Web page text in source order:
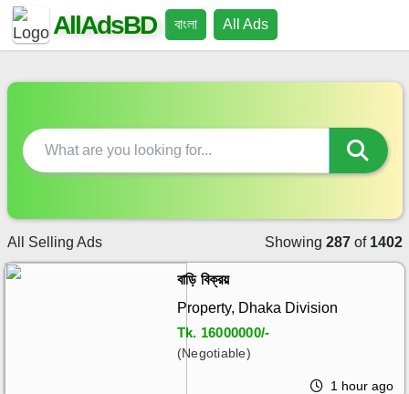
AllAdsBD বাংলা All Ads
All Selling Ads Showing 287of 1402
বাড়ি বিক্রয়
Property, Dhaka Division
Tk. 16000000/-
(Negotiable)
1 hour ago